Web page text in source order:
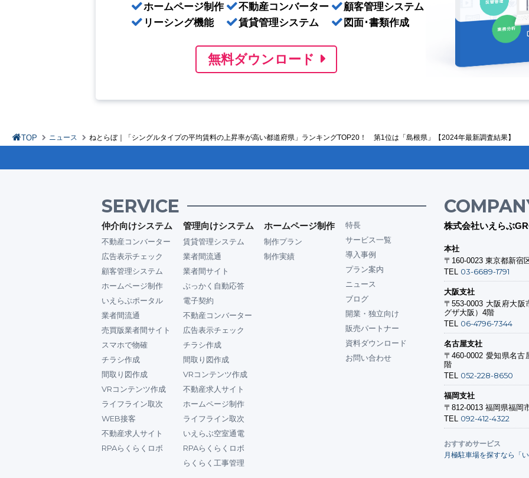
ホームページ制作
リーシング機能
不動産コンバーター
賃貸管理システム
顧客管理システム
図面･書類作成
無料ダウンロード
TOP ニュース ねとらぼ｜「シングルタイプの平均賃料の上昇率が高い都道府県」ランキングTOP20！ 第1位は「島根県」【2024年最新調査結果】
SERVICE
仲介向けシステム
不動産コンバーター
広告表示チェック
顧客管理システム
ホームページ制作
いえらぶポータル
業者間流通
売買版業者間サイト
スマホで物確
チラシ作成
間取り図作成
VRコンテンツ作成
ライフライン取次
WEB接客
不動産求人サイト
RPAらくらくロボ
管理向けシステム
賃貸管理システム
業者間流通
業者間サイト
ぶっかく自動応答
電子契約
不動産コンバーター
広告表示チェック
チラシ作成
間取り図作成
VRコンテンツ作成
不動産求人サイト
ホームページ制作
ライフライン取次
いえらぶ空室通電
RPAらくらくロボ
らくらく工事管理
ホームページ制作
制作プラン
制作実績
特長
サービス一覧
導入事例
プラン案内
ニュース
ブログ
開業・独立向け
販売パートナー
資料ダウンロード
お問い合わせ
株式会社いえらぶ
本社
〒160-0023 東京都新宿
TEL 03-6689-1791
大阪支社
〒553-0003 大阪府大阪
グザ大阪）4階
TEL 06-4796-7344
名古屋支社
〒460-0002 愛知県名古
階
TEL 052-228-8650
福岡支社
〒812-0013 福岡県福岡
TEL 092-412-4322
おすすめサービス
月極駐車場を探すなら「